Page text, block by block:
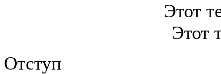
Этот
Этот
Отступ